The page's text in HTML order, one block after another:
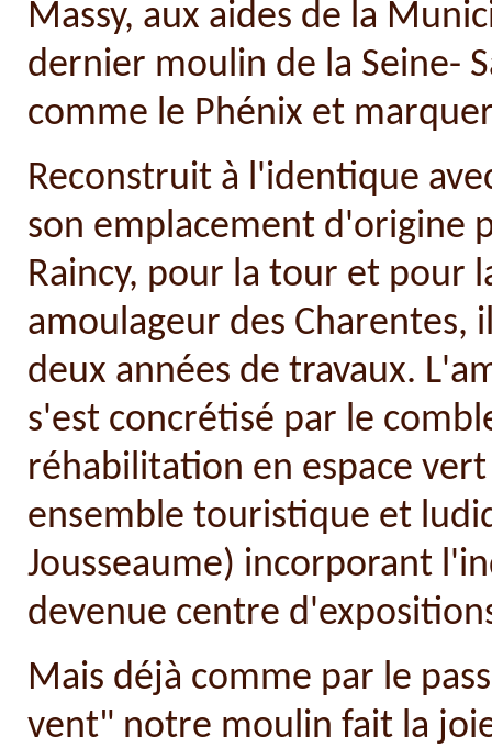
Massy, aux aides de la
dernier moulin de la Seine-
comme le Phénix et
Reconstruit à l'identique
son emplacement d'origine
Raincy, pour la tour et pour
amoulageur des Charentes,
deux années de travaux.
s'est concrétisé par le
réhabilitation en espace
ensemble touristique et
Jousseaume) incorporant
devenue centre
Mais déjà comme par le
vent" notre moulin fait la